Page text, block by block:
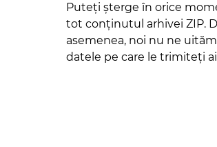
Puteți șterge în orice
tot conținutul arhivei ZIP.
asemenea, noi nu ne
datele pe care le trimiteți